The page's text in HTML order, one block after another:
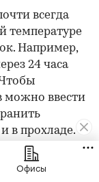
всегда
температуре
Например,
24 часа
можно ввести
в прохладе.
недели.
Офисы